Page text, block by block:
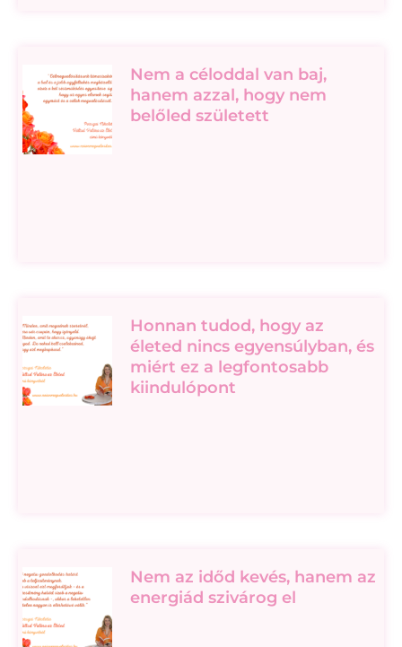
Nem a céloddal van baj,
hanem azzal, hogy nem
belőled született
Honnan tudod, hogy az
életed nincs egyensúlyban, és
miért ez a legfontosabb
kiindulópont
Nem az időd kevés, hanem az
energiád szivárog el